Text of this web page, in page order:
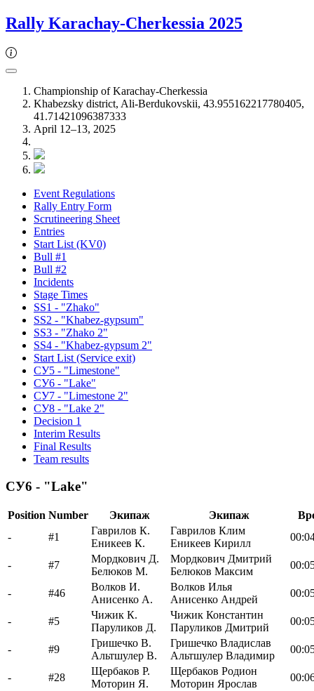
Rally Karachay-Cherkessia 2025
Championship of Karachay-Cherkessia
Khabezsky district, Ali-Berdukovskii, 43.955162217780405,
41.71421096387333
April 12–13, 2025
Event Regulations
Rally Entry Form
Scrutineering Sheet
Entries
Start List (KV0)
Bull #1
Bull #2
Incidents
Stage Times
SS1 - "Zhako"
SS2 - "Khabez-gypsum"
SS3 - "Zhako 2"
SS4 - "Khabez-gypsum 2"
Start List (Service exit)
СУ5 - "Limestone"
СУ6 - "Lake"
СУ7 - "Limestone 2"
СУ8 - "Lake 2"
Decision 1
Interim Results
Final Results
Team results
СУ6 - "Lake"
Position Number Экипаж Экипаж
-
#1
Гаврилов К.
Еникеев К.
Гаврилов Клим
Еникеев Кирилл
- #7
Мордкович Д.
Белюков М.
Мордкович Дмитрий
Белюков Максим
- #46
Волков И.
Анисенко А.
Волков Илья
Анисенко Андрей
- #5
Чижик К.
Паруликов Д.
Чижик Константин
Паруликов Дмитрий
- #9
Гришечко В.
Альтшулер В.
Гришечко Владислав
Альтшулер Владимир
- #28
Щербаков Р.
Моторин Я.
Щербаков Родион
Моторин Ярослав